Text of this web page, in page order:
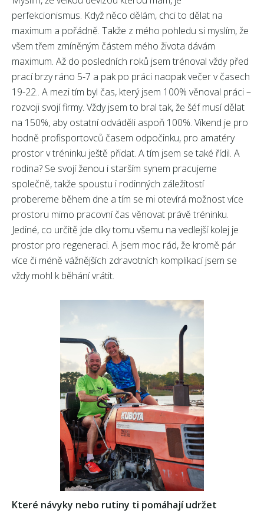
perfekcionismus. Když něco dělám, chci to dělat na
maximum a pořádně. Takže z mého pohledu si myslím, že
všem třem zmíněným částem mého života dávám
maximum. Až do posledních roků jsem trénoval vždy před
prací brzy ráno 5-7 a pak po práci naopak večer v časech
19-22.. A mezi tím byl čas, který jsem 100% věnoval práci –
rozvoji svojí firmy. Vždy jsem to bral tak, že šéf musí dělat
na 150%, aby ostatní odváděli aspoň 100%. Víkend je pro
hodně profisportovců časem odpočinku, pro amatéry
prostor v tréninku ještě přidat. A tím jsem se také řídil. A
rodina? Se svojí ženou i starším synem pracujeme
společně, takže spoustu i rodinných záležitostí
probereme během dne a tím se mi otevírá možnost více
prostoru mimo pracovní čas věnovat právě tréninku.
Jediné, co určitě jde díky tomu všemu na vedlejší kolej je
prostor pro regeneraci. A jsem moc rád, že kromě pár
více či méně vážnějších zdravotních komplikací jsem se
vždy mohl k běhání vrátit.
Které návyky nebo rutiny ti pomáhají udržet